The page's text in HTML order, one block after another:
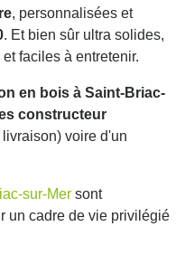
, personnalisées et
. Et bien sûr ultra solides,
faciles à entretenir.
en bois à Saint-Briac-
constructeur
voire d'un
sur-Mer sont
un cadre de vie privilégié